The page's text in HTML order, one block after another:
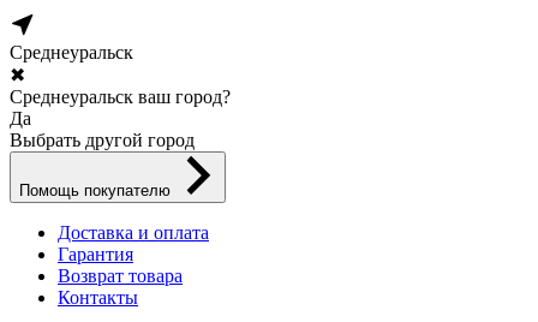
Среднеуральск
✖
Среднеуральск ваш город?
Да
Выбрать другой город
Помощь покупателю
Доставка и оплата
Гарантия
Возврат товара
Контакты